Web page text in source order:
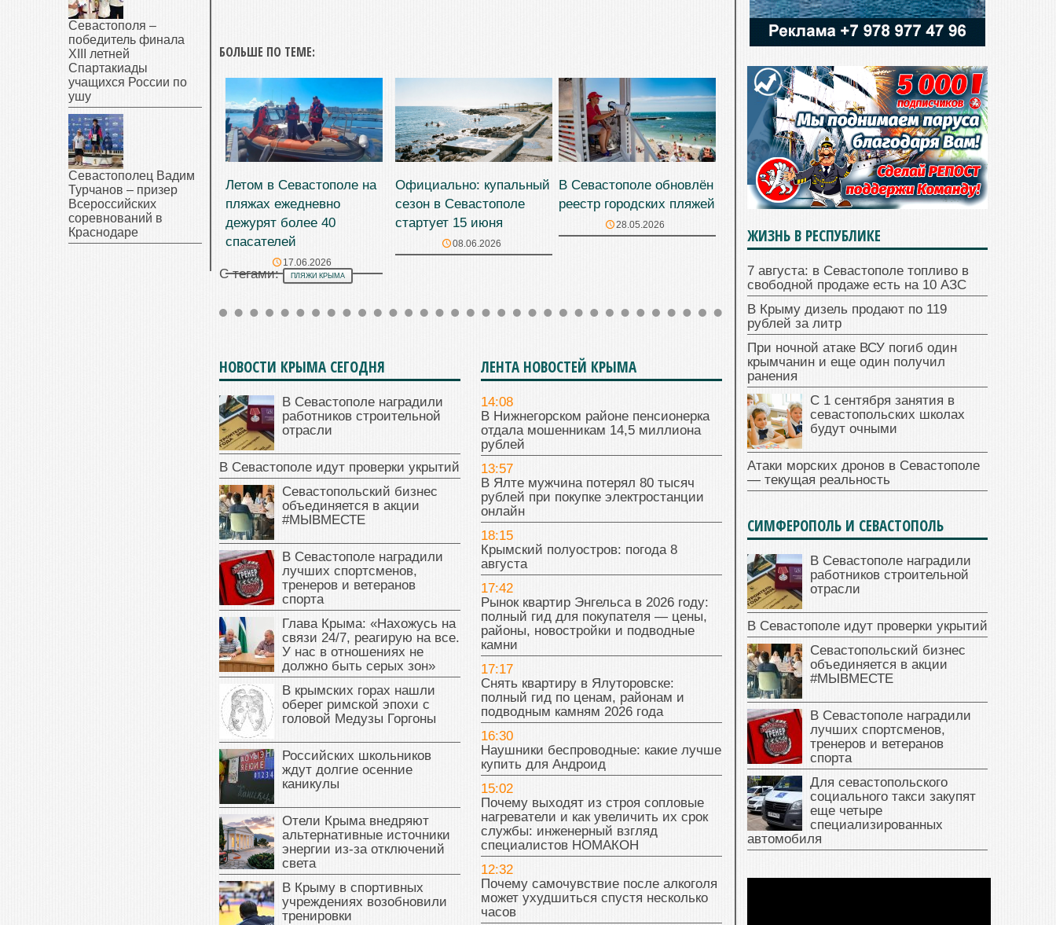
БОЛЬШЕ ПО ТЕМЕ:
Летом в Севастополе на
пляжах ежедневно
дежурят более 40
спасателей
17.06.2026
Официально: купальный
сезон в Севастополе
стартует 15 июня
08.06.2026
В Севастополе обновлён
реестр городских пляжей
28.05.2026
С тегами: ПЛЯЖИ КРЫМА
НОВОСТИ КРЫМА СЕГОДНЯ
В Севастополе наградили
работников строительной
отрасли
В Севастополе идут проверки укрытий
Севастопольский бизнес
объединяется в акции
#МЫВМЕСТЕ
В Севастополе наградили
лучших спортсменов,
тренеров и ветеранов
спорта
Глава Крыма: «Нахожусь на
связи 24/7, реагирую на все.
У нас в отношениях не
должно быть серых зон»
В крымских горах нашли
оберег римской эпохи с
головой Медузы Горгоны
Российских школьников
ждут долгие осенние
каникулы
Отели Крыма внедряют
альтернативные источники
энергии из-за отключений
света
В Крыму в спортивных
учреждениях возобновили
тренировки
ЛЕНТА НОВОСТЕЙ КРЫМА
14:08
В Нижнегорском районе пенсионерка
отдала мошенникам 14,5 миллиона
рублей
13:57
В Ялте мужчина потерял 80 тысяч
рублей при покупке электростанции
онлайн
18:15
Крымский полуостров: погода 8
августа
17:42
Рынок квартир Энгельса в 2026 году:
полный гид для покупателя — цены,
районы, новостройки и подводные
камни
17:17
Снять квартиру в Ялуторовске:
полный гид по ценам, районам и
подводным камням 2026 года
16:30
Наушники беспроводные: какие лучше
купить для Андроид
15:02
Почему выходят из строя сопловые
нагреватели и как увеличить их срок
службы: инженерный взгляд
специалистов НОМАКОН
12:32
Почему самочувствие после алкоголя
может ухудшиться спустя несколько
часов
Севастополя –
победитель финала
XIII летней
Спартакиады
учащихся России по
ушу
Севастополец Вадим
Турчанов – призер
Всероссийских
соревнований в
Краснодаре
ЖИЗНЬ В РЕСПУБЛИКЕ
7 августа: в Севастополе топливо в
свободной продаже есть на 10 АЗС
В Крыму дизель продают по 119
рублей за литр
При ночной атаке ВСУ погиб один
крымчанин и еще один получил
ранения
С 1 сентября занятия в
севастопольских школах
будут очными
Атаки морских дронов в Севастополе
— текущая реальность
СИМФЕРОПОЛЬ И СЕВАСТОПОЛЬ
В Севастополе наградили
работников строительной
отрасли
В Севастополе идут проверки укрытий
Севастопольский бизнес
объединяется в акции
#МЫВМЕСТЕ
В Севастополе наградили
лучших спортсменов,
тренеров и ветеранов
спорта
Для севастопольского
социального такси закупят
еще четыре
специализированных
автомобиля